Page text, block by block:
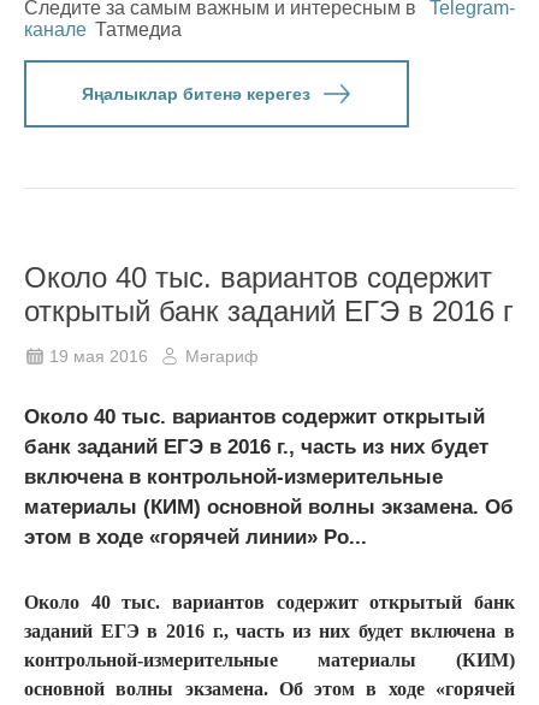
Следите за самым важным и интересным в
Telegram-
канале Татмедиа
Яңалыклар битенә керегез
Около 40 тыс. вариантов содержит
открытый банк заданий ЕГЭ в 2016 г
19 мая 2016 Мәгариф
Около 40 тыс. вариантов содержит открытый
банк заданий ЕГЭ в 2016 г., часть из них будет
включена в контрольной-измерительные
материалы (КИМ) основной волны экзамена. Об
этом в ходе «горячей линии» Ро...
Около 40 тыс. вариантов содержит открытый банк
заданий ЕГЭ в 2016 г., часть из них будет включена в
контрольной-измерительные материалы (КИМ)
основной волны экзамена. Об этом в ходе «горячей